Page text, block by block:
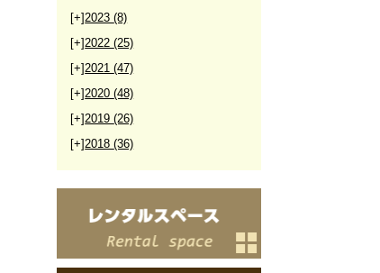
[+]2023(8)
[+]2022(25)
[+]2021(47)
[+]2020(48)
[+]2019(26)
[+]2018(36)